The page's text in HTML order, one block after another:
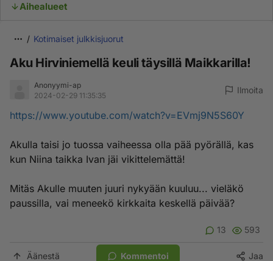
Aihealueet
Kotimaiset julkkisjuorut
Aku Hirviniemellä keuli täysillä Maikkarilla!
Anonyymi-ap
2024-02-29 11:35:35
Ilmoita
https://www.youtube.com/watch?v=EVmj9N5S60Y
Akulla taisi jo tuossa vaiheessa olla pää pyörällä, kas
kun Niina taikka Ivan jäi vikittelemättä!
Mitäs Akulle muuten juuri nykyään kuuluu... vieläkö
paussilla, vai meneekö kirkkaita keskellä päivää?
13 593
Äänestä Kommentoi Jaa